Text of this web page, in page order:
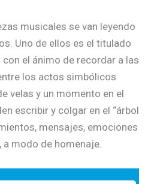
musicales se van leyendo
Uno de ellos es el titulado
con el ánimo de recordar a las
los actos simbólicos
velas y un momento en el
escribir y colgar en el “árbol
mensajes, emociones
modo de homenaje.